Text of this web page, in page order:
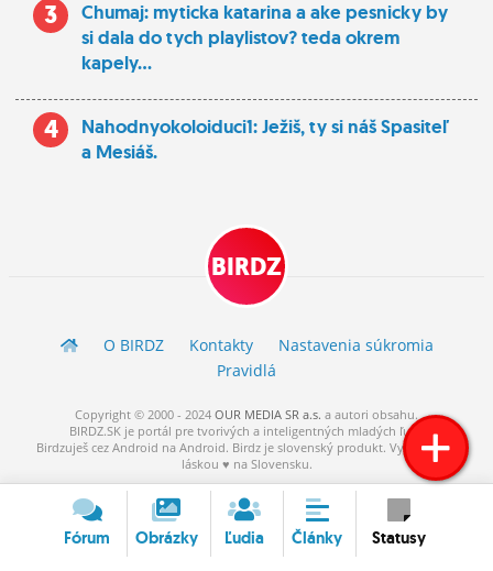
3
Chumaj: myticka katarina a ake pesnicky by
si dala do tych playlistov? teda okrem
kapely...
4
Nahodnyokoloiduci1: Ježiš, ty si náš Spasiteľ
a Mesiáš.
BIRDZ
O BIRDZ Kontakty
Nastavenia súkromia
Pravidlá
Copyright © 2000 - 2024 OUR MEDIA SR a.s. a autori obsahu.
BIRDZ.SK je portál pre tvorivých a inteligentných mladých ľudí.
Birdzuješ cez Android na Android. Birdz je slovenský produkt. Vytvorené s
láskou ♥ na Slovensku.
Fórum Obrázky Ľudia Články Statusy